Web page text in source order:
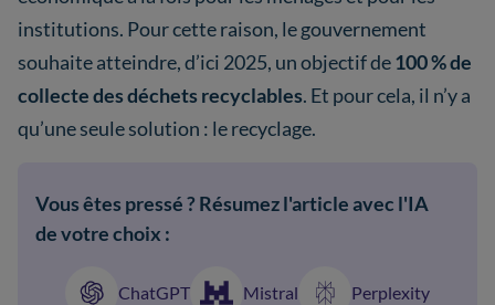
institutions. Pour cette raison, le gouvernement
souhaite atteindre, d’ici 2025, un objectif de100 % de
collecte des déchets recyclables. Et pour cela, il n’y a
qu’une seule solution : le recyclage.
Vous êtes pressé ? Résumez l'article avec l'IA
de votre choix :
ChatGPT Mistral Perplexity